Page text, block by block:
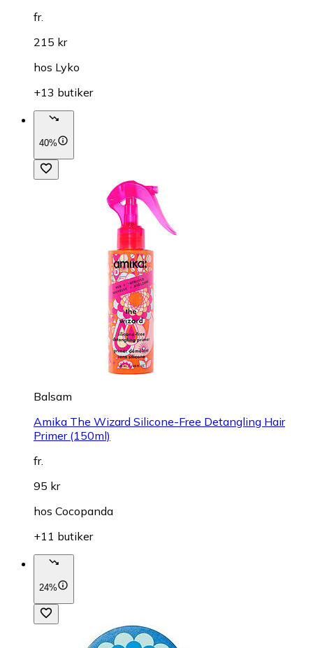
fr.
215 kr
hos Lyko
+13 butiker
40%
Balsam
Amika The Wizard Silicone-Free Detangling Hair
Primer (150ml)
fr.
95 kr
hos Cocopanda
+11 butiker
24%